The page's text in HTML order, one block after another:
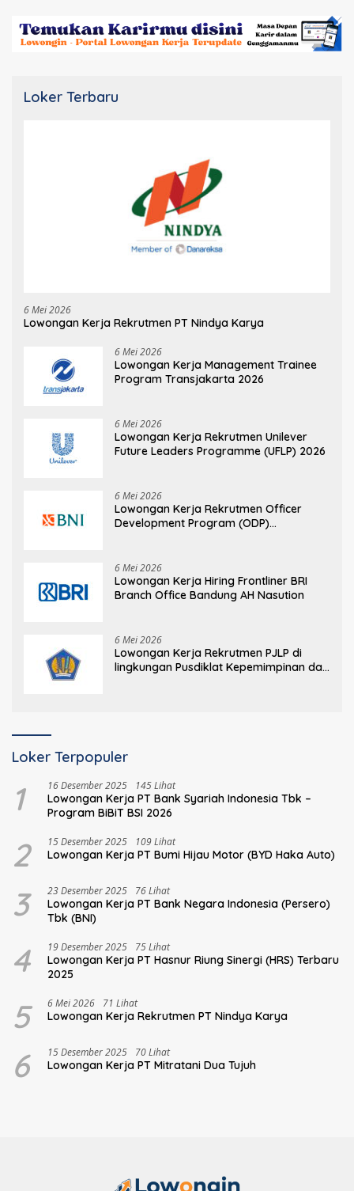
Loker Terbaru
6 Mei 2026
Lowongan Kerja Rekrutmen PT Nindya Karya
6 Mei 2026
Lowongan Kerja Management Trainee
Program Transjakarta 2026
6 Mei 2026
Lowongan Kerja Rekrutmen Unilever
Future Leaders Programme (UFLP) 2026
6 Mei 2026
Lowongan Kerja Rekrutmen Officer
Development Program (ODP)
6 Mei 2026
Lowongan Kerja Hiring Frontliner BRI
Branch Office Bandung AH Nasution
6 Mei 2026
Lowongan Kerja Rekrutmen PJLP di
lingkungan Pusdiklat Kepemimpinan dan
Loker Terpopuler
1 16 Desember 2025 145 Lihat
Lowongan Kerja PT Bank Syariah Indonesia Tbk –
Program BiBiT BSI 2026
2 15 Desember 2025 109 Lihat
Lowongan Kerja PT Bumi Hijau Motor (BYD Haka Auto)
3 23 Desember 2025 76 Lihat
Lowongan Kerja PT Bank Negara Indonesia (Persero)
Tbk (BNI)
4 19 Desember 2025 75 Lihat
Lowongan Kerja PT Hasnur Riung Sinergi (HRS) Terbaru
2025
5 6 Mei 2026 71 Lihat
Lowongan Kerja Rekrutmen PT Nindya Karya
6 15 Desember 2025 70 Lihat
Lowongan Kerja PT Mitratani Dua Tujuh